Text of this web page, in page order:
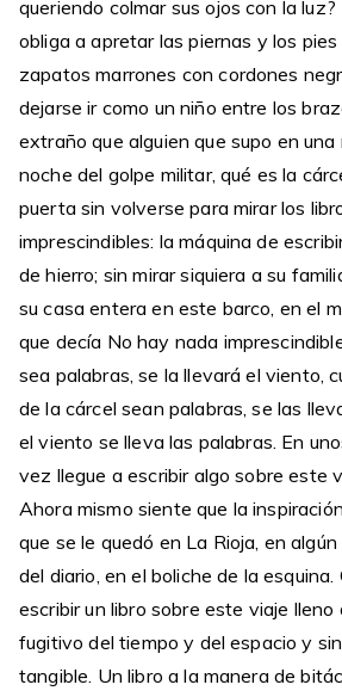
queriendo colmar sus ojos con la
obliga a apretar las piernas y los
zapatos marrones con cordones
dejarse ir como un niño entre los
extraño que alguien que supo en una
noche del golpe militar, qué es la
puerta sin volverse para mirar los
imprescindibles: la máquina de
de hierro; sin mirar siquiera a su
su casa entera en este barco, en el
que decía No hay nada
sea palabras, se la llevará el viento,
de la cárcel sean palabras, se las
el viento se lleva las palabras. En
vez llegue a escribir algo sobre este
Ahora mismo siente que la
que se le quedó en La Rioja, en
del diario, en el boliche de la esquina.
escribir un libro sobre este viaje lleno
fugitivo del tiempo y del espacio y
tangible. Un libro a la manera de